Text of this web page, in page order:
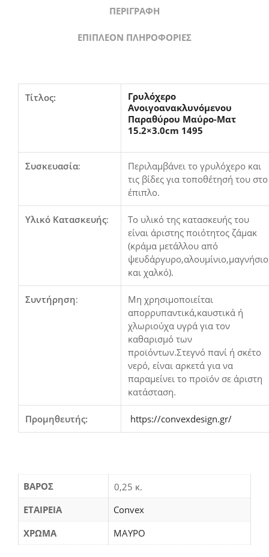
ΠΕΡΙΓΡΑΦΉ
ΕΠΙΠΛΈΟΝ ΠΛΗΡΟΦΟΡΊΕΣ
Τίτλος:
Γρυλόχερο
Ανοιγοανακλυνόμενου
Παραθύρου Μαύρο-Ματ
15.2×3.0cm 1495
Συσκευασία:
Περιλαμβάνει το γρυλόχερο και
τις βίδες για τοποθέτησή του στο
έπιπλο.
Υλικό Κατασκευής:
Το υλικό της κατασκευής του
είναι άριστης ποιότητος ζάμακ
(κράμα μετάλλου από
ψευδάργυρο,αλουμίνιο,μαγνήσιο
και χαλκό).
Συντήρηση:
Μη χρησιμοποιείται
απορρυπαντικά,καυστικά ή
χλωριούχα υγρά για τον
καθαρισμό των
προϊόντων.Στεγνό πανί ή σκέτο
νερό, είναι αρκετά για να
παραμείνει το προϊόν σε άριστη
κατάσταση.
Προμηθευτής: https://convexdesign.gr/
ΒΆΡΟΣ
0,25 κ.
ΕΤΑΙΡΕΙΑ
Convex
ΧΡΩΜΑ
ΜΑΥΡΟ